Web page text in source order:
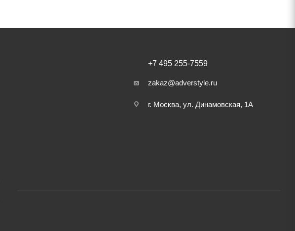
+7 495 255-7559
zakaz@adverstyle.ru
г. Москва, ул. Динамовская, 1А